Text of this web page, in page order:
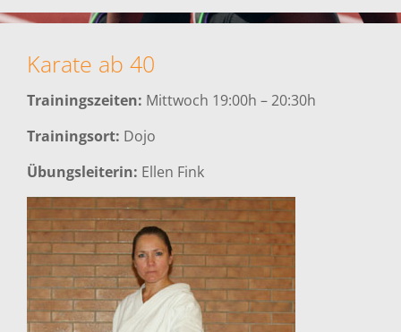
Karate ab 40
Trainingszeiten: Mittwoch 19:00h – 20:30h
Trainingsort: Dojo
Übungsleiterin: Ellen Fink